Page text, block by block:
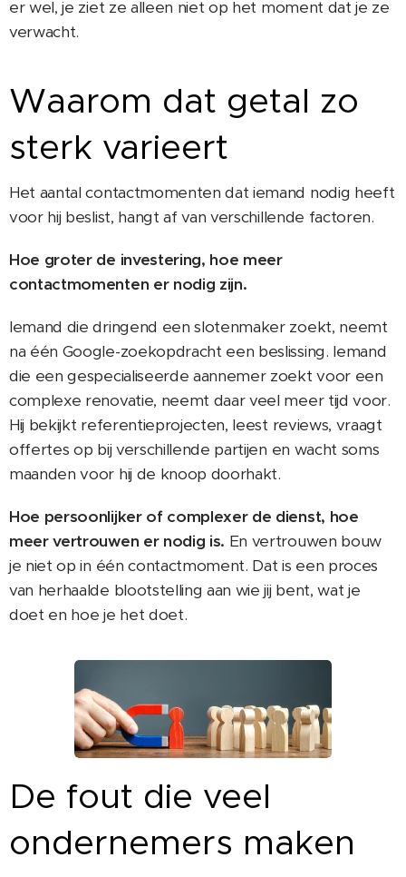
er wel, je ziet ze alleen niet op het moment dat je ze
verwacht.
Waarom dat getal zo
sterk varieert
Het aantal contactmomenten dat iemand nodig heeft
voor hij beslist, hangt af van verschillende factoren.
Hoe groter de investering, hoe meer
contactmomenten er nodig zijn.
Iemand die dringend een slotenmaker zoekt, neemt
na één Google-zoekopdracht een beslissing. Iemand
die een gespecialiseerde aannemer zoekt voor een
complexe renovatie, neemt daar veel meer tijd voor.
Hij bekijkt referentieprojecten, leest reviews, vraagt
offertes op bij verschillende partijen en wacht soms
maanden voor hij de knoop doorhakt.
Hoe persoonlijker of complexer de dienst, hoe
meer vertrouwen er nodig is. En vertrouwen bouw
je niet op in één contactmoment. Dat is een proces
van herhaalde blootstelling aan wie jij bent, wat je
doet en hoe je het doet.
De fout die veel
ondernemers maken